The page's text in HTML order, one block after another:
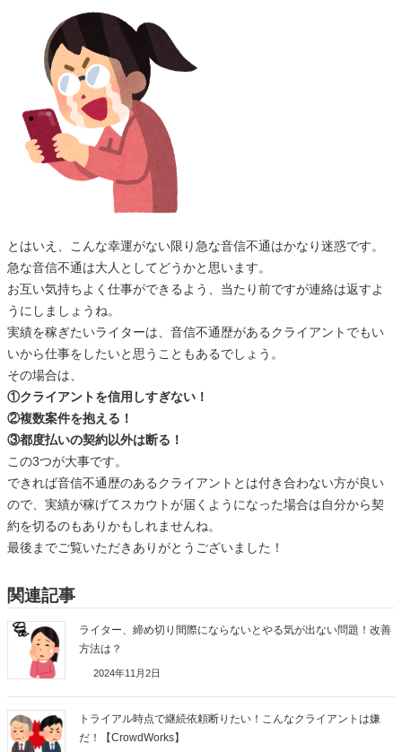
とはいえ、こんな幸運がない限り急な音信不通はかなり迷惑です。
急な音信不通は大人としてどうかと思います。
お互い気持ちよく仕事ができるよう、当たり前ですが連絡は返すよ
うにしましょうね。
実績を稼ぎたいライターは、音信不通歴があるクライアントでもい
いから仕事をしたいと思うこともあるでしょう。
その場合は、
①クライアントを信用しすぎない！
②複数案件を抱える！
③都度払いの契約以外は断る！
この3つが大事です。
できれば音信不通歴のあるクライアントとは付き合わない方が良い
ので、実績が稼げてスカウトが届くようになった場合は自分から契
約を切るのもありかもしれませんね。
最後までご覧いただきありがとうございました！
関連記事
ライター、締め切り間際にならないとやる気が出ない問題！改善
方法は？
2024年11月2日
トライアル時点で継続依頼断りたい！こんなクライアントは嫌
だ！【CrowdWorks】